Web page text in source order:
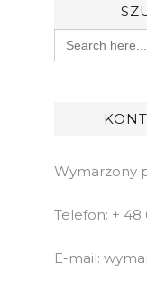
Search
for:
Wymarzony
Telefon: + 48
E-mail: